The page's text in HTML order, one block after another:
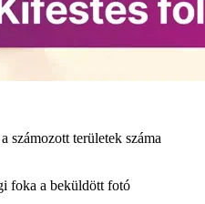
számozott területek száma
foka a beküldött fotó